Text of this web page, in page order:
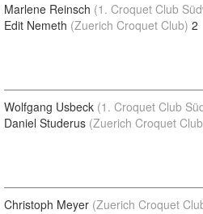
Marlene Reinsch (1. Croquet Club
Edit Nemeth (Zuerich Croquet Club) 2
Wolfgang Usbeck (1. Croquet Club
Daniel Studerus (Zuerich Croquet
Christoph Meyer (Zuerich Croquet